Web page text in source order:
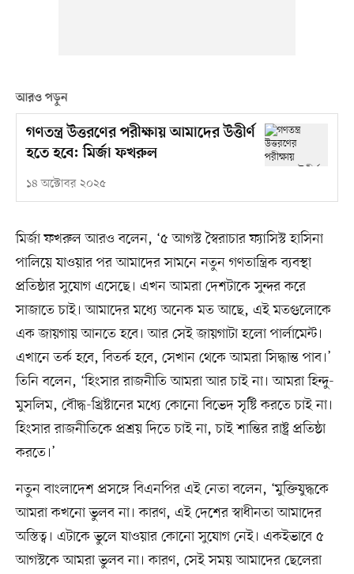
আরও পড়ুন
গণতন্ত্র উত্তরণের পরীক্ষায় আমাদের উত্তীর্ণ
হতে হবে: মির্জা ফখরুল
১৪ অক্টোবর ২০২৫
মির্জা ফখরুল আরও বলেন, ‘৫ আগস্ট স্বৈরাচার ফ্যাসিস্ট হাসিনা
পালিয়ে যাওয়ার পর আমাদের সামনে নতুন গণতান্ত্রিক ব্যবস্থা
প্রতিষ্ঠার সুযোগ এসেছে। এখন আমরা দেশটাকে সুন্দর করে
সাজাতে চাই। আমাদের মধ্যে অনেক মত আছে, এই মতগুলোকে
এক জায়গায় আনতে হবে। আর সেই জায়গাটা হলো পার্লামেন্ট।
এখানে তর্ক হবে, বিতর্ক হবে, সেখান থেকে আমরা সিদ্ধান্ত পাব।’
তিনি বলেন, ‘হিংসার রাজনীতি আমরা আর চাই না। আমরা হিন্দু-
মুসলিম, বৌদ্ধ-খ্রিষ্টানের মধ্যে কোনো বিভেদ সৃষ্টি করতে চাই না।
হিংসার রাজনীতিকে প্রশ্রয় দিতে চাই না, চাই শান্তির রাষ্ট্র প্রতিষ্ঠা
করতে।’
নতুন বাংলাদেশ প্রসঙ্গে বিএনপির এই নেতা বলেন, ‘মুক্তিযুদ্ধকে
আমরা কখনো ভুলব না। কারণ, এই দেশের স্বাধীনতা আমাদের
অস্তিত্ব। এটাকে ভুলে যাওয়ার কোনো সুযোগ নেই। একইভাবে ৫
আগস্টকে আমরা ভুলব না। কারণ, সেই সময় আমাদের ছেলেরা